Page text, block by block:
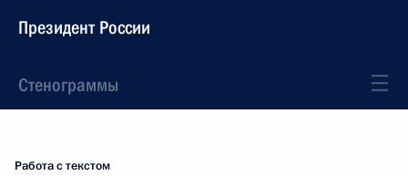
Президент России
Стенограммы
Работа с текстом